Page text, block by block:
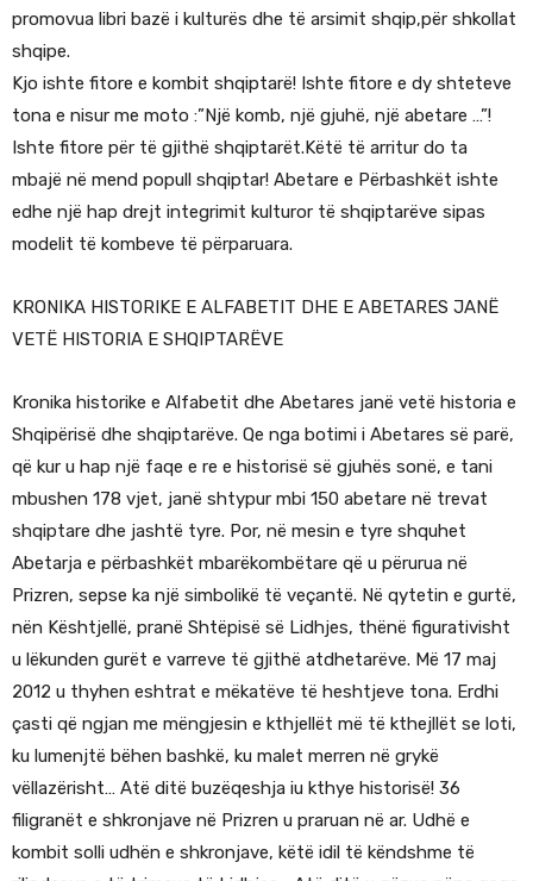
promovua libri bazë i kulturës dhe të arsimit shqip,për shkollat
shqipe.
Kjo ishte fitore e kombit shqiptarë! Ishte fitore e dy shteteve
tona e nisur me moto :”Një komb, një gjuhë, një abetare …”!
Ishte fitore për të gjithë shqiptarët.Këtë të arritur do ta
mbajë në mend popull shqiptar! Abetare e Përbashkët ishte
edhe një hap drejt integrimit kulturor të shqiptarëve sipas
modelit të kombeve të përparuara.
KRONIKA HISTORIKE E ALFABETIT DHE E ABETARES JANË
VETË HISTORIA E SHQIPTARËVE
Kronika historike e Alfabetit dhe Abetares janë vetë historia e
Shqipërisë dhe shqiptarëve. Qe nga botimi i Abetares së parë,
që kur u hap një faqe e re e historisë së gjuhës sonë, e tani
mbushen 178 vjet, janë shtypur mbi 150 abetare në trevat
shqiptare dhe jashtë tyre. Por, në mesin e tyre shquhet
Abetarja e përbashkët mbarëkombëtare që u përurua në
Prizren, sepse ka një simbolikë të veçantë. Në qytetin e gurtë,
nën Kështjellë, pranë Shtëpisë së Lidhjes, thënë figurativisht
u lëkunden gurët e varreve të gjithë atdhetarëve. Më 17 maj
2012 u thyhen eshtrat e mëkatëve të heshtjeve tona. Erdhi
çasti që ngjan me mëngjesin e kthjellët më të kthejllët se loti,
ku lumenjtë bëhen bashkë, ku malet merren në grykë
vëllazërisht… Atë ditë buzëqeshja iu kthye historisë! 36
filigranët e shkronjave në Prizren u praruan në ar. Udhë e
kombit solli udhën e shkronjave, këtë idil të këndshme të